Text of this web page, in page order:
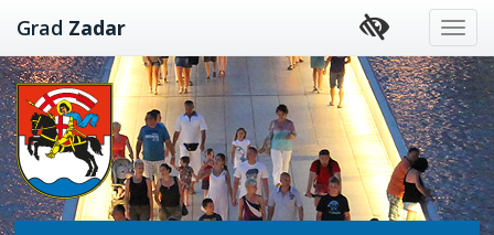
Preskoči
na
sadržaj
Grad Zadar